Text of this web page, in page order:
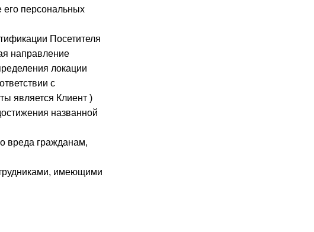
его персональных
Посетителя
направление
локации
с
является Клиент )
названной
вреда гражданам,
имеющими